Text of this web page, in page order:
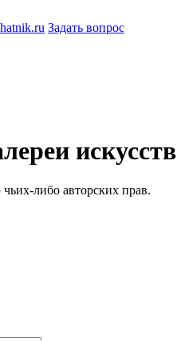
Задать вопрос
искусств
либо авторских прав.